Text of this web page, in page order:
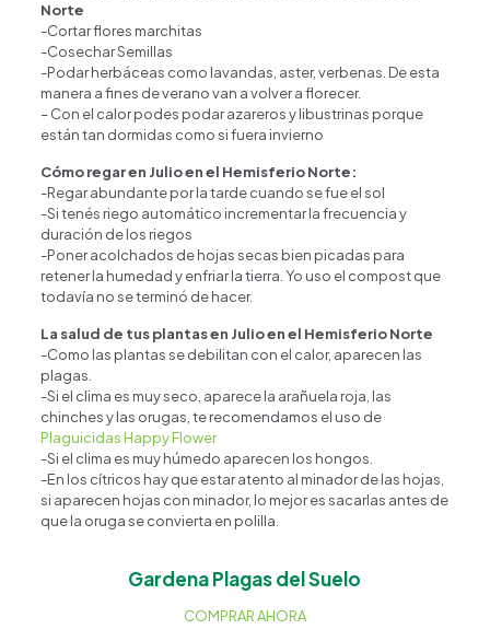
Norte
-Cortar flores marchitas
-Cosechar Semillas
-Podar herbáceas como lavandas, aster, verbenas. De esta
manera a fines de verano van a volver a florecer.
– Con el calor podes podar azareros y libustrinas porque
están tan dormidas como si fuera invierno
Cómo regar en Julio en el Hemisferio Norte:
-Regar abundante por la tarde cuando se fue el sol
-Si tenés riego automático incrementar la frecuencia y
duración de los riegos
-Poner acolchados de hojas secas bien picadas para
retener la humedad y enfriar la tierra. Yo uso el compost que
todavía no se terminó de hacer.
La salud de tus plantas en Julio en el Hemisferio Norte
-Como las plantas se debilitan con el calor, aparecen las
plagas.
-Si el clima es muy seco, aparece la arañuela roja, las
chinches y las orugas, te recomendamos el uso de
Plaguicidas Happy Flower
-Si el clima es muy húmedo aparecen los hongos.
-En los cítricos hay que estar atento al minador de las hojas,
si aparecen hojas con minador, lo mejor es sacarlas antes de
que la oruga se convierta en polilla.
Gardena Plagas del Suelo
COMPRAR AHORA